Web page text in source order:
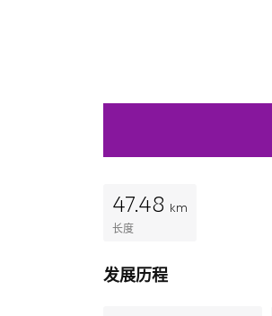
47.48 km
长度
发展历程